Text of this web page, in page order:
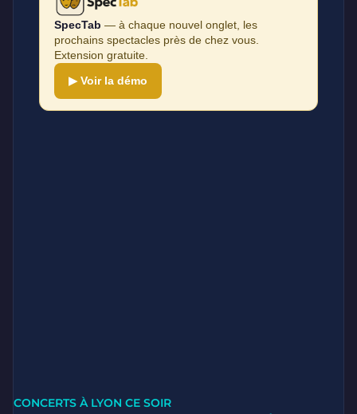
SpecTab — à chaque nouvel onglet, les
prochains spectacles près de chez vous.
Extension gratuite.
▶ Voir la démo
CONCERTS À LYON CE SOIR